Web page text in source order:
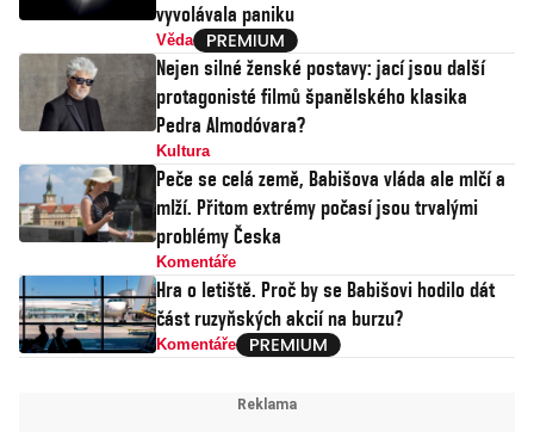
vyvolávala paniku
Věda
Nejen silné ženské postavy: jací jsou další
protagonisté filmů španělského klasika
Pedra Almodóvara?
Kultura
Peče se celá země, Babišova vláda ale mlčí a
mlží. Přitom extrémy počasí jsou trvalými
problémy Česka
Komentáře
Hra o letiště. Proč by se Babišovi hodilo dát
část ruzyňských akcií na burzu?
Komentáře